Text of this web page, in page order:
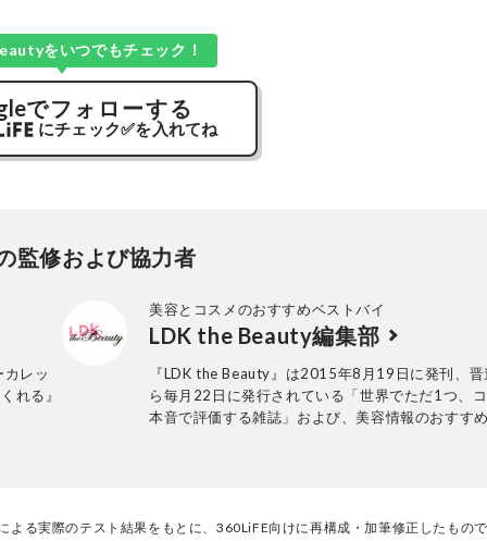
をいつでもチェック！
でフォローする
にチェック✅を入れてね
監修および協力者
レッ
れる』
美容とコスメのおすすめベストバイ
LDK the Beauty編集部
『LDK the Beauty』は2015年8月19日に発刊、
ら毎月22日に発行されている「世界でただ1つ、
本音で評価する雑誌」および、美容情報のおすす
『LDK』と同様、メーカーに忖度する事なく、編
る実際のテスト結果をもとに、360LiFE向けに再構成・加筆修正したもの